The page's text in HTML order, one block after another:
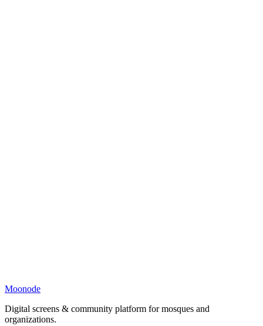
Moonode
Digital screens & community platform for mosques and
organizations.